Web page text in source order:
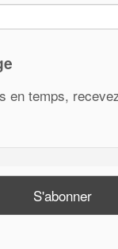
en temps,